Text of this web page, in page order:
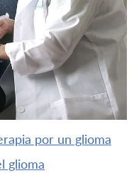
por un glioma
glioma